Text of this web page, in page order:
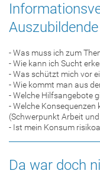
Auszubildende
- Was muss ich zum
- Wie kann ich Sucht
- Was schützt mich vor
- Wie kommt man aus
- Welche Hilfsangebote
- Welche
(Schwerpunkt Arbeit
- Ist mein Konsum
Da war doch